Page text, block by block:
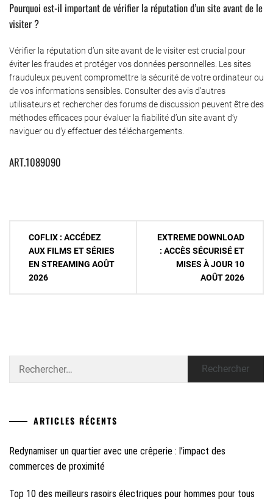
Pourquoi est-il important de vérifier la réputation d’un site avant de le
visiter ?
Vérifier la réputation d’un site avant de le visiter est crucial pour
éviter les fraudes et protéger vos données personnelles. Les sites
frauduleux peuvent compromettre la sécurité de votre ordinateur ou
de vos informations sensibles. Consulter des avis d’autres
utilisateurs et rechercher des forums de discussion peuvent être des
méthodes efficaces pour évaluer la fiabilité d’un site avant d’y
naviguer ou d’y effectuer des téléchargements.
ART.1089090
Navigation
l’article
COFLIX : ACCÉDEZ
AUX FILMS ET SÉRIES
EN STREAMING AOÛT
2026
EXTREME DOWNLOAD
: ACCÈS SÉCURISÉ ET
MISES À JOUR 10
AOÛT 2026
ARTICLES RÉCENTS
Redynamiser un quartier avec une crêperie : l’impact des
commerces de proximité
Top 10 des meilleurs rasoirs électriques pour hommes pour tous